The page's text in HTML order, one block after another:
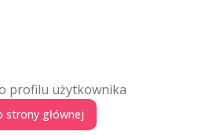
profilu użytkownika
strony głównej